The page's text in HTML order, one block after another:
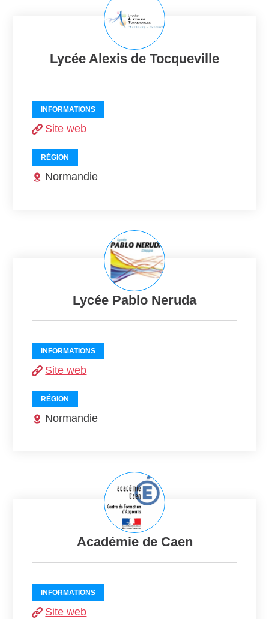
Lycée Alexis de Tocqueville
INFORMATIONS
Site web
RÉGION
Normandie
Lycée Pablo Neruda
INFORMATIONS
Site web
RÉGION
Normandie
Académie de Caen
INFORMATIONS
Site web